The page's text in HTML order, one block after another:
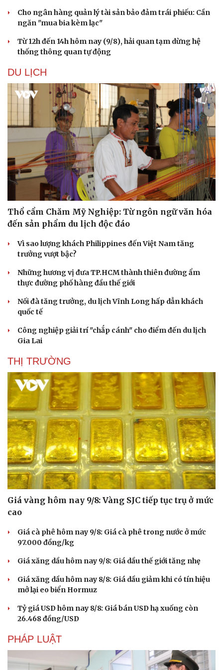
Sức khỏe
Dinh dưỡng - món ngon
Sản phụ khoa
Nam khoa
Làm đẹp - giảm cân
Phòng mạch online
Ăn sạch sống khỏe
Đời sống
Cho ngân hàng quản lý tài sản bảo đảm trái phiếu: Cần
ngăn "mua bia kèm lạc"
Từ 12h đến 14h hôm nay (9/8), hải quan tạm dừng hệ
thống thông quan tự động
DU LỊCH
Thổ cẩm Chăm Mỹ Nghiệp: Từ ngôn ngữ văn hóa
đến sản phẩm du lịch độc đáo
Vì sao lượng khách Philippines đến Việt Nam tăng
trưởng vượt bậc?
Những hương vị đưa TP.HCM thành thiên đường ẩm
thực đường phố hàng đầu thế giới
Nối đà tăng trưởng, du lịch Vĩnh Long hấp dẫn khách
quốc tế
Công nghiệp giải trí "chắp cánh" cho điểm đến du lịch
Gia Lai
THỊ TRƯỜNG
Giá vàng hôm nay 9/8: Vàng SJC tiếp tục trụ ở mức
cao
Giá cà phê hôm nay 9/8: Giá cà phê trong nước ở mức
97.000 đồng/kg
Giá xăng dầu hôm nay 9/8: Giá dầu thế giới tăng nhẹ
Giá xăng dầu hôm nay 8/8: Giá dầu giảm khi có tín hiệu
mở lại eo biển Hormuz
Tỷ giá USD hôm nay 8/8: Giá bán USD hạ xuống còn
26.468 đồng/USD
PHÁP LUẬT